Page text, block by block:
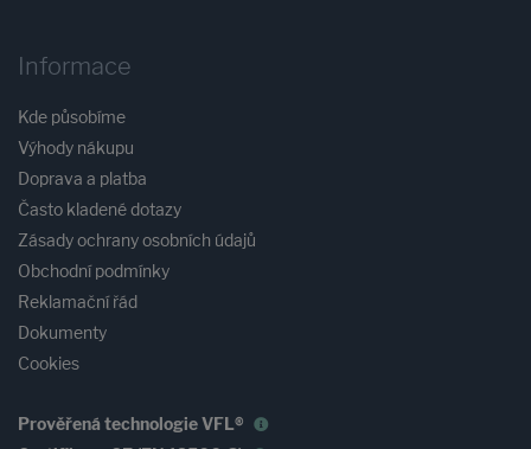
Informace
Kde působíme
Výhody nákupu
Doprava a platba
Často kladené dotazy
Zásady ochrany osobních údajů
Obchodní podmínky
Reklamační řád
Dokumenty
Cookies
Prověřená technologie VFL®